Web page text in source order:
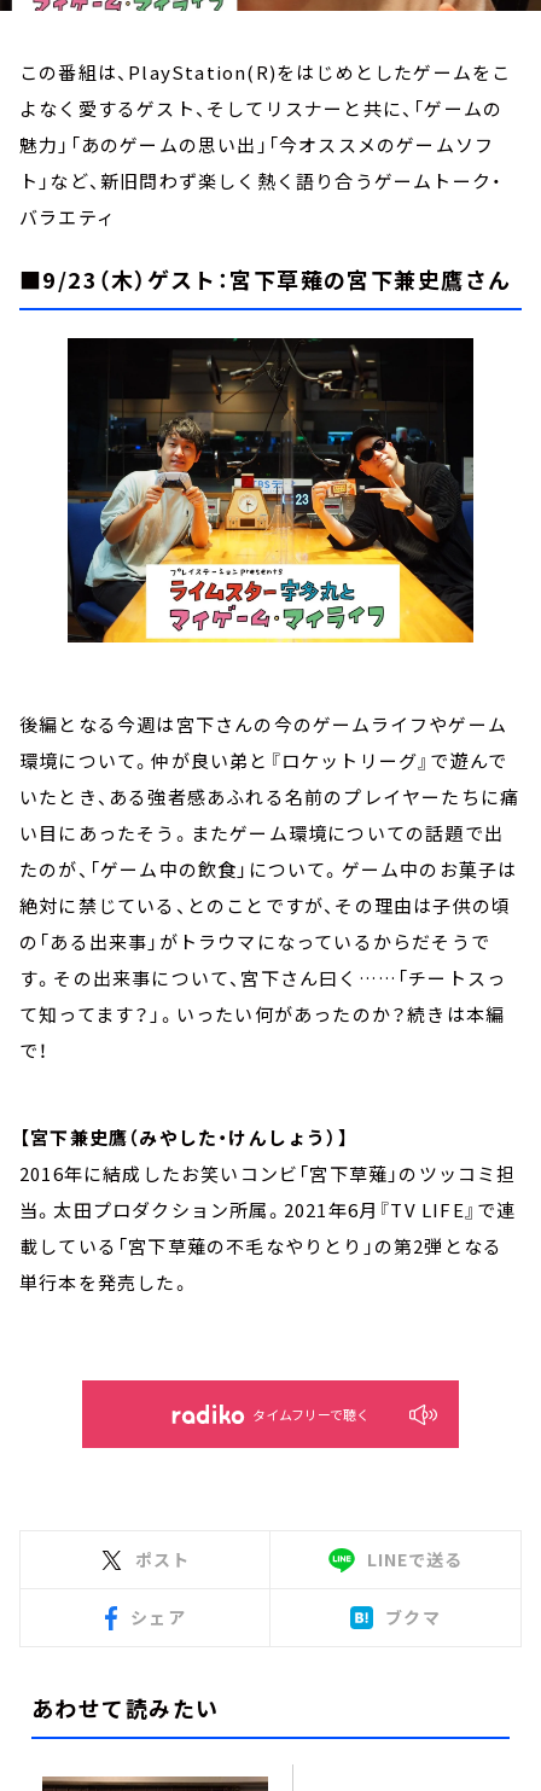
この番組は、PlayStation(R)をはじめとしたゲームをこ
よなく愛するゲスト、そしてリスナーと共に、「ゲームの
魅力」「あのゲームの思い出」「今オススメのゲームソフ
ト」など、新旧問わず楽しく熱く語り合うゲームトーク・
バラエティ
■9/23（木）ゲスト：宮下草薙の宮下兼史鷹さん
後編となる今週は宮下さんの今のゲームライフやゲーム
環境について。仲が良い弟と『ロケットリーグ』で遊んで
いたとき、ある強者感あふれる名前のプレイヤーたちに痛
い目にあったそう。またゲーム環境についての話題で出
たのが、「ゲーム中の飲食」について。ゲーム中のお菓子は
絶対に禁じている、とのことですが、その理由は子供の頃
の「ある出来事」がトラウマになっているからだそうで
す。その出来事について、宮下さん曰く……「チートスっ
て知ってます？」。いったい何があったのか？続きは本編
で！
【宮下兼史鷹（みやした・けんしょう）】
2016年に結成したお笑いコンビ「宮下草薙」のツッコミ担
当。太田プロダクション所属。2021年6月『TV LIFE』で連
載している「宮下草薙の不毛なやりとり」の第2弾となる
単行本を発売した。
タイムフリーで聴く
ポスト LINEで送る
シェア ブクマ
あわせて読みたい